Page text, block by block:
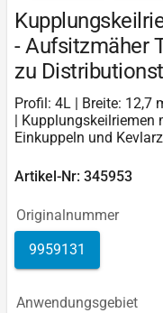
- Aufsitzmäher
zu
Profil: 4L | Breite: 12,7
| Kupplungskeilriemen
Einkuppeln und
Artikel-Nr: 345953
Originalnummer
9959131
Anwendungsgebiet